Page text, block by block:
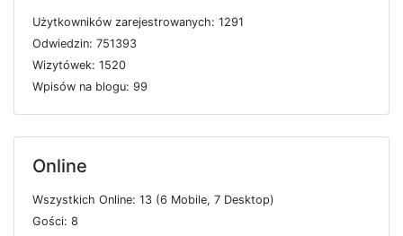
Użytkowników zarejestrowanych: 1291
Odwiedzin: 751393
Wizytówek: 1520
Wpisów na blogu: 99
Online
Wszystkich Online: 13 (6 Mobile, 7 Desktop)
Gości: 8